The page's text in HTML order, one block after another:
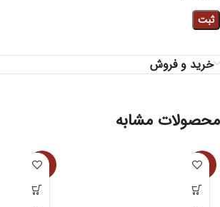
خرید و فروش
محصولات مشابه
-16%
-18%